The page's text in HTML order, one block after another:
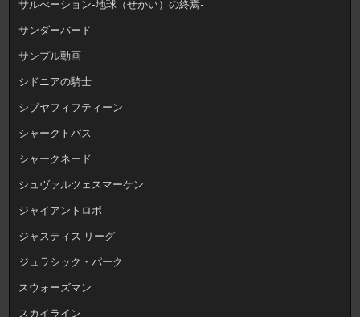
サルべーション-地球（せかい）の終焉-
サンダーバード
サンプル動画
シドニアの騎士
シブヤフィフティーン
シャークトパス
シャークネード
シュヴァルツェスマーケン
ジャイアントロボ
ジャスティス リーグ
ジュラシック・パーク
スウォーズマン
スカイライン